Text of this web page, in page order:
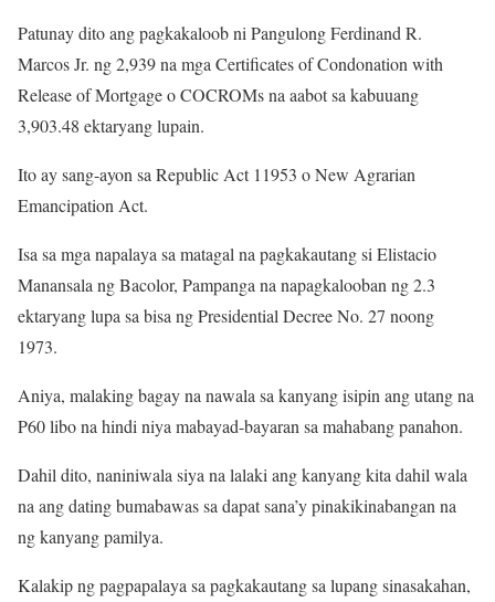
Patunay dito ang pagkakaloob ni Pangulong Ferdinand R.
Marcos Jr. ng 2,939 na mga Certificates of Condonation with
Release of Mortgage o COCROMs na aabot sa kabuuang
3,903.48 ektaryang lupain.
Ito ay sang-ayon sa Republic Act 11953 o New Agrarian
Emancipation Act.
Isa sa mga napalaya sa matagal na pagkakautang si Elistacio
Manansala ng Bacolor, Pampanga na napagkalooban ng 2.3
ektaryang lupa sa bisa ng Presidential Decree No. 27 noong
1973.
Aniya, malaking bagay na nawala sa kanyang isipin ang utang na
P60 libo na hindi niya mabayad-bayaran sa mahabang panahon.
Dahil dito, naniniwala siya na lalaki ang kanyang kita dahil wala
na ang dating bumabawas sa dapat sana’y pinakikinabangan na
ng kanyang pamilya.
Kalakip ng pagpapalaya sa pagkakautang sa lupang sinasakahan,